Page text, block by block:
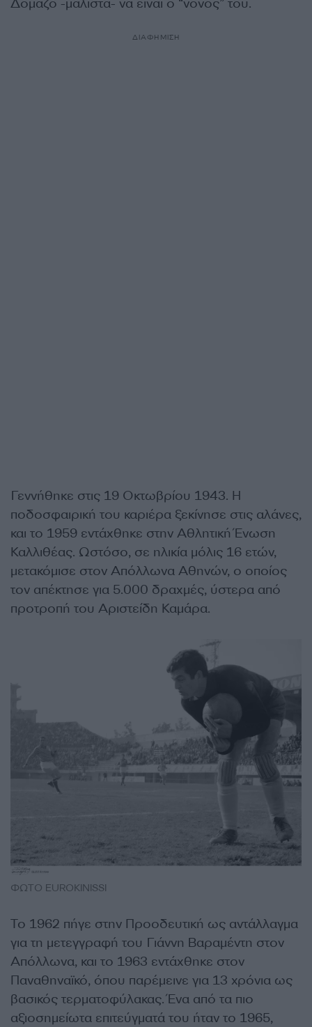
Δομάζο -μάλιστα- να είναι ο “νονός” του.
ΔΙΑΦΗΜΙΣΗ
Γεννήθηκε στις 19 Οκτωβρίου 1943. Η
ποδοσφαιρική του καριέρα ξεκίνησε στις αλάνες,
και το 1959 εντάχθηκε στην Αθλητική Ένωση
Καλλιθέας. Ωστόσο, σε ηλικία μόλις 16 ετών,
μετακόμισε στον Απόλλωνα Αθηνών, ο οποίος
τον απέκτησε για 5.000 δραχμές, ύστερα από
προτροπή του Αριστείδη Καμάρα.
ΦΩΤΟ EUROKINISSI
Το 1962 πήγε στην Προοδευτική ως αντάλλαγμα
για τη μετεγγραφή του Γιάννη Βαραμέντη στον
Απόλλωνα, και το 1963 εντάχθηκε στον
Παναθηναϊκό, όπου παρέμεινε για 13 χρόνια ως
βασικός τερματοφύλακας. Ένα από τα πιο
αξιοσημείωτα επιτεύγματά του ήταν το 1965,